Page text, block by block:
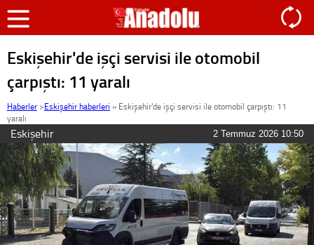
Eskişehir'de işçi servisi ile otomobil
çarpıştı: 11 yaralı
Haberler >Eskişehir haberleri » Eskişehir'de işçi servisi ile otomobil çarpıştı: 11
yaralı
Eskişehir 2 Temmuz 2026 10:50